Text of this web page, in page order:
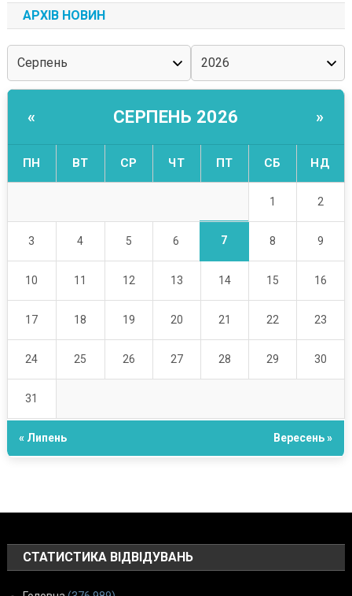
АРХІВ НОВИН
« СЕРПЕНЬ 2026 »
ПН ВТ СР ЧТ ПТ СБ НД
1 2
3 4 5 6 7 8 9
10 11 12 13 14 15 16
17 18 19 20 21 22 23
24 25 26 27 28 29 30
31
« Липень Вересень »
СТАТИСТИКА ВІДВІДУВАНЬ